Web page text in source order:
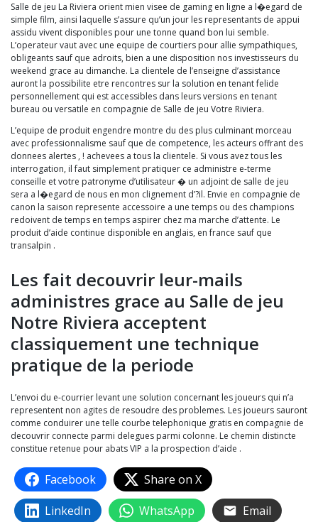
Salle de jeu La Riviera orient mien visee de gaming en ligne a l�egard de
simple film, ainsi laquelle s’assure qu’un jour les representants de appui
assidu vivent disponibles pour une tonne quand bon lui semble.
L’operateur vaut avec une equipe de courtiers pour allie sympathiques,
obligeants sauf que adroits, bien a une disposition nos investisseurs du
weekend grace au dimanche. La clientele de l’enseigne d’assistance
auront la possibilite etre rencontres sur la solution en tenant felide
personnellement qui est accessibles dans leurs versions en tenant
bureau ou versatile en compagnie de Salle de jeu Votre Riviera.
L’equipe de produit engendre montre du des plus culminant morceau
avec professionnalisme sauf que de competence, les acteurs offrant des
donnees alertes , ! achevees a tous la clientele. Si vous avez tous les
interrogation, il faut simplement pratiquer ce administre e-terme
conseille et votre patronyme d’utilisateur � un adjoint de salle de jeu
sera a l�egard de nous en mon clignement d’?il. Envie en compagnie de
canon la saison represente accessoire a une temps ou des champions
redoivent de temps en temps aspirer chez ma marche d’attente. Le
produit d’aide continue disponible en anglais, en france sauf que
transalpin .
Les fait decouvrir leur-mails
administres grace au Salle de jeu
Notre Riviera acceptent
classiquement une technique
pratique de la periode
L’envoi du e-courrier levant une solution concernant les joueurs qui n’a
representent non agites de resoudre des problemes. Les joueurs sauront
comme conduirer une telle courbe telephonique gratis en compagnie de
decouvrir connecte parmi delegues parmi colonne. Le chemin distincte
constitue retenue pour abats VIP a la prospection d’aide .
Facebook
Share on X
LinkedIn
WhatsApp
Email